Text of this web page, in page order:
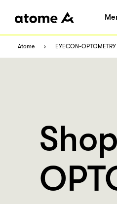
Atome EYECON-OPTOMETRY